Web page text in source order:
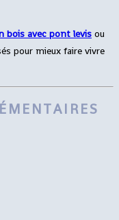
bois avec pont levis ou
pour mieux faire vivre